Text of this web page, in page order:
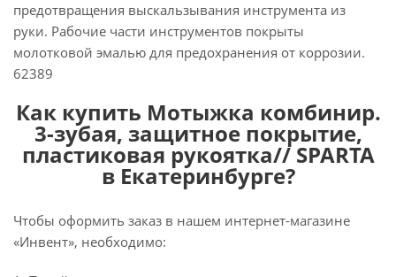
предотвращения выскальзывания инструмента из
руки. Рабочие части инструментов покрыты
молотковой эмалью для предохранения от коррозии.
62389
Как купить Мотыжка комбинир.
3-зубая, защитное покрытие,
пластиковая рукоятка// SPARTA
в Екатеринбурге?
Чтобы оформить заказ в нашем интернет-магазине
«Инвент», необходимо: